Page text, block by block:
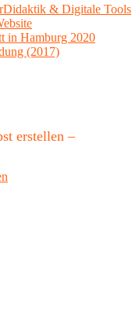
Kategorien
Didaktik & Digitale Tools
in Hamburg 2020
(2017)
erstellen –